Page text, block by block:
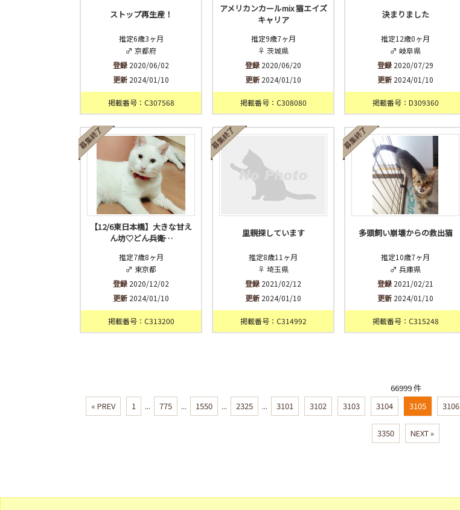
ストップ再生産！
推定6歳3ヶ月
♂ 京都府
登録 2020/06/02
更新 2024/01/10
掲載番号：C307568
アメリカンカールmix 猫エイズ
キャリア
推定9歳7ヶ月
♀ 茨城県
登録 2020/06/20
更新 2024/01/10
掲載番号：C308080
決まりました
推定12歳0ヶ月
♂ 岐阜県
登録 2020/07/29
更新 2024/01/10
掲載番号：D309360
【12/6東日本橋】大きな甘え
ん坊♡どん兵衛…
推定7歳8ヶ月
♂ 東京都
登録 2020/12/02
更新 2024/01/10
掲載番号：C313200
里親探しています
推定8歳11ヶ月
♀ 埼玉県
登録 2021/02/12
更新 2024/01/10
掲載番号：C314992
多頭飼い崩壊からの救出猫
推定10歳7ヶ月
♂ 兵庫県
登録 2021/02/21
更新 2024/01/10
掲載番号：C315248
66999 件
« PREV
1 ... 775 ... 1550 ... 2325 ... 3101 3102 3103 3104 3105 3106
3350 NEXT »